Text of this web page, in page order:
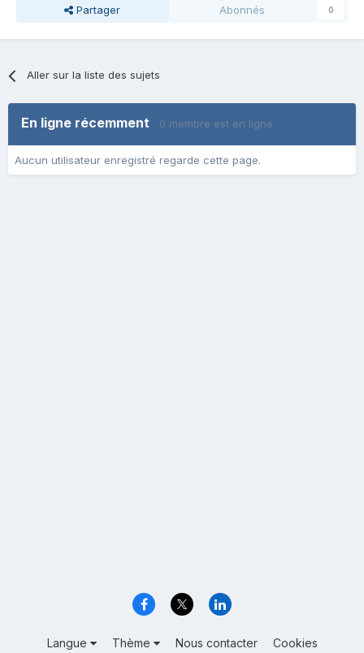
Partager Abonnés 0
Aller sur la liste des sujets
En ligne récemment 0 membre est en ligne
Aucun utilisateur enregistré regarde cette page.
Langue Thème Nous contacter Cookies